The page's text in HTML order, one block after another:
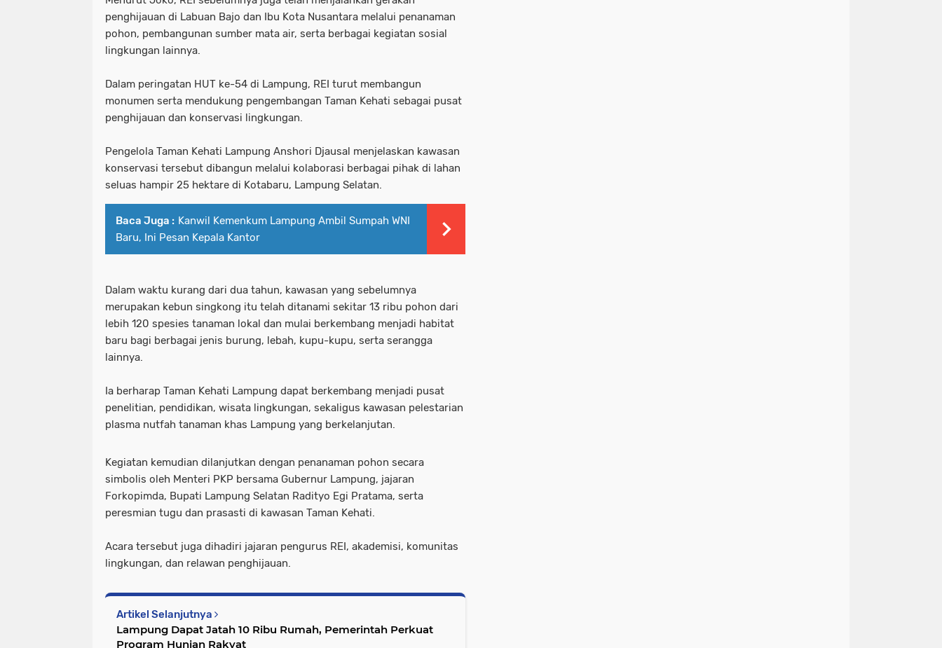
penghijauan di Labuan Bajo dan Ibu Kota Nusantara melalui penanaman
pohon, pembangunan sumber mata air, serta berbagai kegiatan sosial
lingkungan lainnya.
Dalam peringatan HUT ke-54 di Lampung, REI turut membangun
monumen serta mendukung pengembangan Taman Kehati sebagai pusat
penghijauan dan konservasi lingkungan.
Pengelola Taman Kehati Lampung Anshori Djausal menjelaskan kawasan
konservasi tersebut dibangun melalui kolaborasi berbagai pihak di lahan
seluas hampir 25 hektare di Kotabaru, Lampung Selatan.
Baca Juga : Kanwil Kemenkum Lampung Ambil Sumpah WNI
Baru, Ini Pesan Kepala Kantor
Dalam waktu kurang dari dua tahun, kawasan yang sebelumnya
merupakan kebun singkong itu telah ditanami sekitar 13 ribu pohon dari
lebih 120 spesies tanaman lokal dan mulai berkembang menjadi habitat
baru bagi berbagai jenis burung, lebah, kupu-kupu, serta serangga
lainnya.
Ia berharap Taman Kehati Lampung dapat berkembang menjadi pusat
penelitian, pendidikan, wisata lingkungan, sekaligus kawasan pelestarian
plasma nutfah tanaman khas Lampung yang berkelanjutan.
Kegiatan kemudian dilanjutkan dengan penanaman pohon secara
simbolis oleh Menteri PKP bersama Gubernur Lampung, jajaran
Forkopimda, Bupati Lampung Selatan Radityo Egi Pratama, serta
peresmian tugu dan prasasti di kawasan Taman Kehati.
Acara tersebut juga dihadiri jajaran pengurus REI, akademisi, komunitas
lingkungan, dan relawan penghijauan.
Artikel Selanjutnya
Lampung Dapat Jatah 10 Ribu Rumah, Pemerintah Perkuat
Program Hunian Rakyat